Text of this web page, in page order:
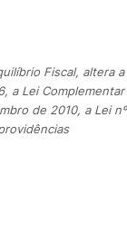
Fiscal, altera a
a Lei Complementar
de 2010, a Lei nº